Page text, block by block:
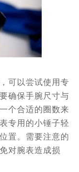
可以尝试使用专
确保手腕尺寸与
个合适的圈数来
专用的小锤子轻
置。需要注意的
对腕表造成损